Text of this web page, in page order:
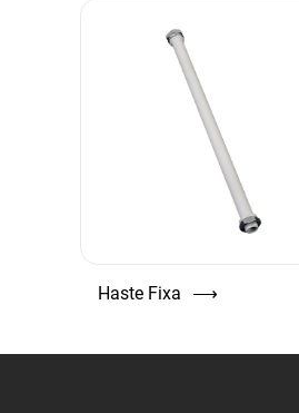
Haste Fixa ⟶